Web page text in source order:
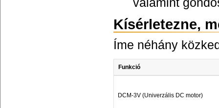
Kísérletezne,
Íme néhány
Funkció
DCM-3V (Univerzális DC motor)